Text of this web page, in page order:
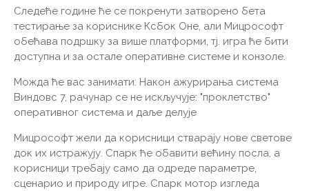
Следеће године ће се покренути затворено бета
тестирање за кориснике Ксбок Оне, али Мицрософт
обећава подршку за више платформи, тј. игра ће бити
доступна и за остале оперативне системе и конзоле.
Можда ће вас занимати: Након ажурирања система
Виндовс 7, рачунар се не искључује: "проклетство"
оперативног система и даље делује
Мицрософт жели да корисници стварају нове светове
док их истражују. Спарк ће обавити већину посла, а
корисници требају само да одреде параметре,
сценарио и природу игре. Спарк мотор изгледа